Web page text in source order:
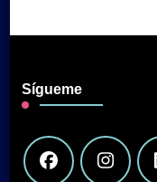
Sígueme